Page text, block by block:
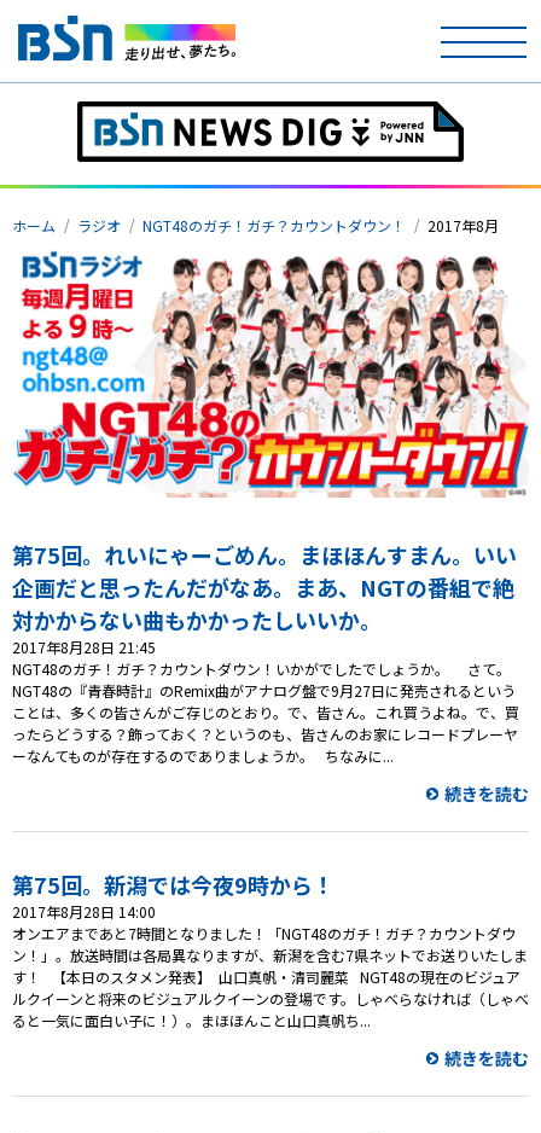
ホーム
テレビ
ラジオ
アナウンサー
イベント
ニュース
天気
プレゼント
コンテンツ・アプリ
キッズ
ケンジュ 愛の募金
Well-being 防災・減災
ショッピング
ホーム ラジオ NGT48のガチ！ガチ？カウントダウン！ 2017年8月
第75回。れいにゃーごめん。まほほんすまん。いい
企画だと思ったんだがなあ。まあ、NGTの番組で絶
対かからない曲もかかったしいいか。
2017年8月28日 21:45
NGT48のガチ！ガチ？カウントダウン！いかがでしたでしょうか。 さて。
NGT48の『青春時計』のRemix曲がアナログ盤で9月27日に発売されるという
ことは、多くの皆さんがご存じのとおり。で、皆さん。これ買うよね。で、買
ったらどうする？飾っておく？というのも、皆さんのお家にレコードプレーヤ
ーなんてものが存在するのでありましょうか。 ちなみに...
続きを読む
第75回。新潟では今夜9時から！
2017年8月28日 14:00
オンエアまであと7時間となりました！「NGT48のガチ！ガチ？カウントダウ
ン！」。放送時間は各局異なりますが、新潟を含む7県ネットでお送りいたしま
す！ 【本日のスタメン発表】 山口真帆・清司麗菜 NGT48の現在のビジュア
ルクイーンと将来のビジュアルクイーンの登場です。しゃべらなければ（しゃべ
ると一気に面白い子に！）。まほほんこと山口真帆ち...
続きを読む